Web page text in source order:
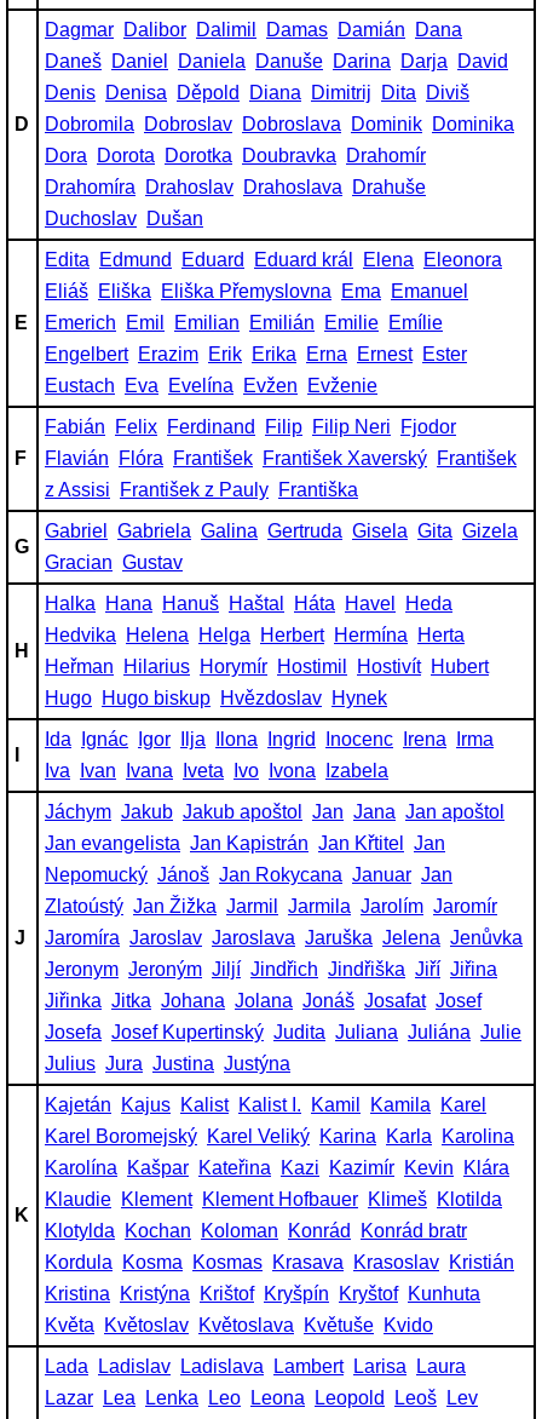
D
Dagmar Dalibor Dalimil Damas Damián
Dana
Daneš Daniel Daniela Danuše Darina Darja
David
Denis Denisa Děpold Diana Dimitrij Dita
Diviš
Dobromila
Dobroslav Dobroslava Dominik Dominika
Dora
Dorota Dorotka Doubravka
Drahomír
Drahomíra
Drahoslav Drahoslava
Drahuše
Duchoslav Dušan
E
Edita Edmund Eduard Eduard král Elena
Eleonora
Eliáš Eliška Eliška Přemyslovna Ema
Emanuel
Emerich
Emil Emilian Emilián Emilie Emílie
Engelbert Erazim Erik Erika Erna Ernest Ester
Eustach
Eva Evelína Evžen Evženie
F
Fabián Felix Ferdinand Filip Filip Neri
Fjodor
Flavián
Flóra František František Xaverský František
z Assisi
František z Pauly Františka
G
Gabriel Gabriela Galina Gertruda Gisela Gita Gizela
Gracian Gustav
H
Halka Hana Hanuš Haštal Háta Havel
Heda
Hedvika
Helena Helga Herbert Hermína
Herta
Heřman
Hilarius Horymír Hostimil Hostivít Hubert
Hugo Hugo biskup Hvězdoslav Hynek
Ida Ignác Igor Ilja Ilona Ingrid Inocenc Irena
Irma
Iva
Ivan Ivana Iveta Ivo Ivona Izabela
J
Jáchym Jakub Jakub apoštol Jan Jana Jan apoštol
Jan evangelista Jan Kapistrán Jan Křtitel
Jan
Nepomucký Jánoš Jan Rokycana Januar Jan
Zlatoústý Jan Žižka Jarmil Jarmila Jarolím Jaromír
Jaromíra Jaroslav Jaroslava Jaruška Jelena Jenůvka
Jeronym Jeroným Jiljí Jindřich Jindřiška Jiří Jiřina
Jiřinka Jitka Johana Jolana Jonáš Josafat Josef
Josefa Josef Kupertinský Judita Juliana Juliána Julie
Julius Jura Justina Justýna
K
Kajetán Kajus Kalist Kalist I. Kamil Kamila
Karel
Karel Boromejský Karel Veliký Karina Karla
Karolina
Karolína
Kašpar Kateřina Kazi Kazimír Kevin
Klára
Klaudie Klement Klement Hofbauer Klimeš Klotilda
Klotylda
Kochan Koloman Konrád
Konrád bratr
Kordula
Kosma Kosmas Krasava Krasoslav Kristián
Kristina
Kristýna Krištof Kryšpín Kryštof Kunhuta
Květa
Květoslav Květoslava Květuše Kvido
Lada
Ladislav Ladislava Lambert Larisa
Laura
Lazar
Lea Lenka Leo Leona Leopold Leoš
Lev